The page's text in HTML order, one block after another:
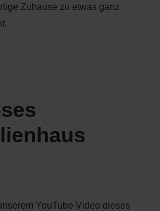
Zuhause zu etwas ganz
YouTube-Video dieses